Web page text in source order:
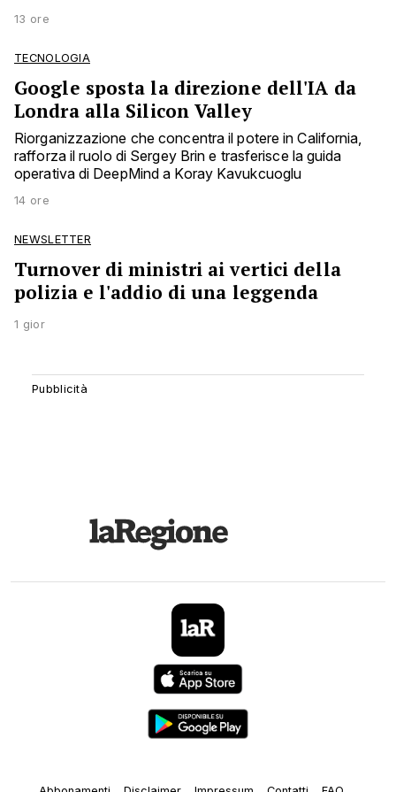
13 ore
TECNOLOGIA
Google sposta la direzione dell'IA da
Londra alla Silicon Valley
Riorganizzazione che concentra il potere in California,
rafforza il ruolo di Sergey Brin e trasferisce la guida
operativa di DeepMind a Koray Kavukcuoglu
14 ore
NEWSLETTER
Turnover di ministri ai vertici della
polizia e l'addio di una leggenda
1 gior